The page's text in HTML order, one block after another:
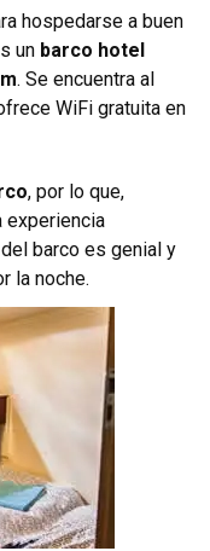
hospedarse a buen
un barco hotel
. Se encuentra al
WiFi gratuita en
, por lo que,
experiencia
barco es genial y
la noche.